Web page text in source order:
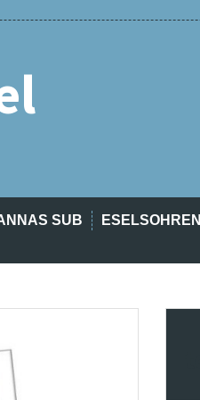
SUB ESELSOHREN